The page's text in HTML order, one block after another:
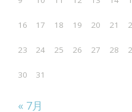
16 17 18 19 20 21
23 24 25 26 27 28
30 31
« 7月